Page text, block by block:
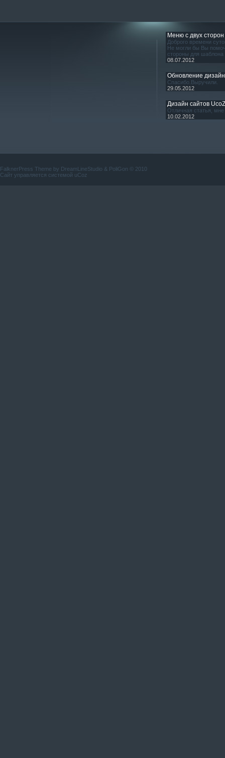
Меню с двух
Доброго времени
Не могли бы Вы
стороны для шаблона
08.07.2012
Обновление
Спасибо.Выручили.
29.05.2012
Дизайн сайтов UcoZ
Отличная статья,
10.02.2012
FalknerPress Theme by DreamLineStudio & PoliGon © 2010
Сайт управляется системой uCoz